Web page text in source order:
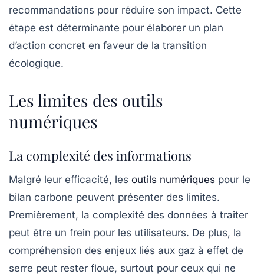
recommandations pour réduire son impact. Cette
étape est déterminante pour élaborer un plan
d’action concret en faveur de la transition
écologique.
Les limites des outils
numériques
La complexité des informations
Malgré leur efficacité, les outils numériques pour le
bilan carbone peuvent présenter des limites.
Premièrement, la complexité des données à traiter
peut être un frein pour les utilisateurs. De plus, la
compréhension des enjeux liés aux gaz à effet de
serre peut rester floue, surtout pour ceux qui ne